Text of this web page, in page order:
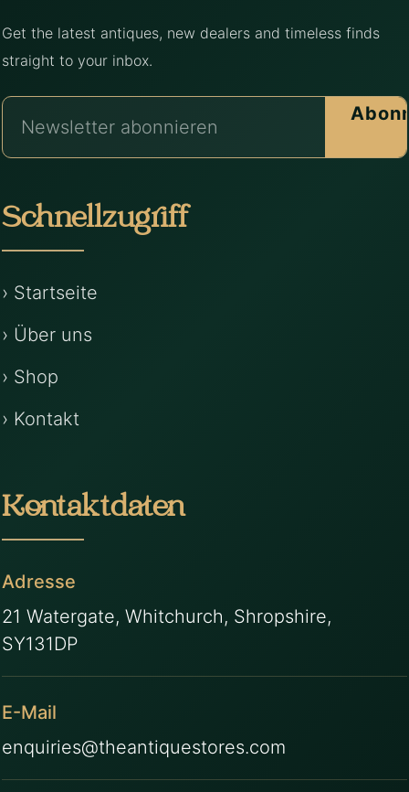
Get the latest antiques, new dealers and timeless finds
straight to your inbox.
Schnellzugriff
› Startseite
› Über uns
› Shop
› Kontakt
Kontaktdaten
Adresse
21 Watergate, Whitchurch, Shropshire,
SY131DP
E-Mail
enquiries@theantiquestores.com